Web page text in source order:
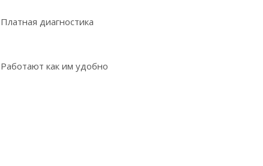
Платная диагностика
Работают как им удобно